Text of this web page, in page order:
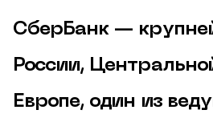
СберБанк —
России,
Европе, один из